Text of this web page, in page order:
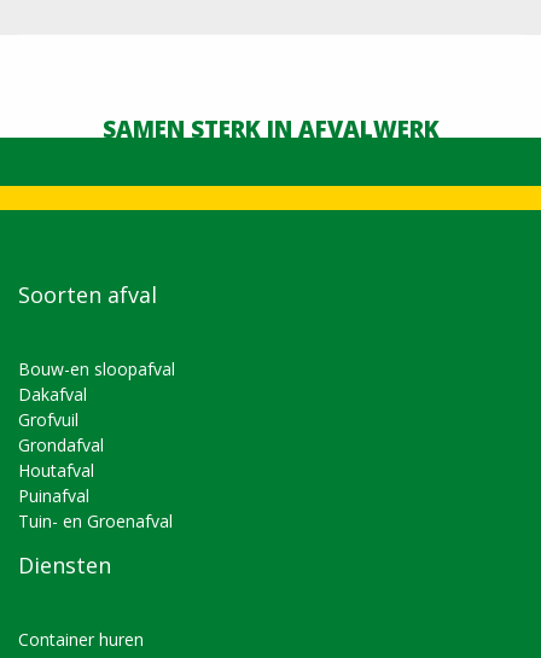
SAMEN STERK IN AFVALWERK
Soorten afval
Bouw-en sloopafval
Dakafval
Grofvuil
Grondafval
Houtafval
Puinafval
Tuin- en Groenafval
Diensten
Container huren